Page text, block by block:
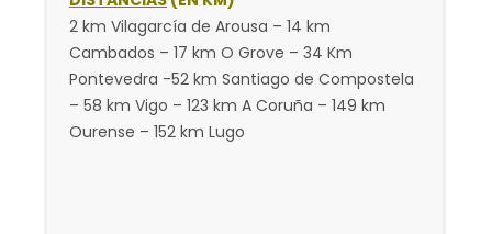
2 km Vilagarcía de Arousa – 14 km
Cambados – 17 km O Grove – 34 Km
Pontevedra -52 km Santiago de Compostela
– 58 km Vigo – 123 km A Coruña – 149 km
Ourense – 152 km Lugo